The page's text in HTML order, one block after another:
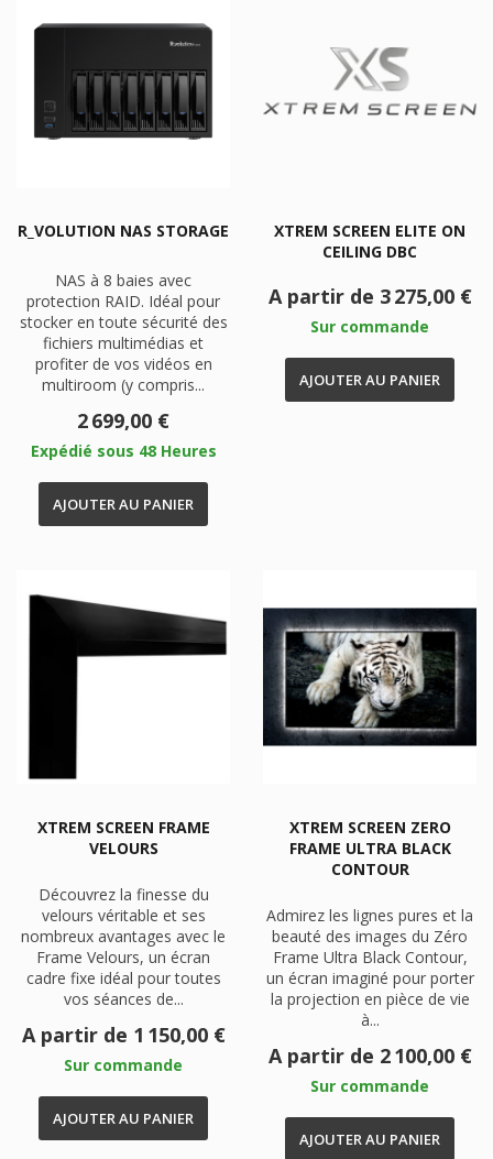
R_VOLUTION NAS STORAGE
NAS à 8 baies avec
protection RAID. Idéal pour
stocker en toute sécurité des
fichiers multimédias et
profiter de vos vidéos en
multiroom (y compris...
Prix
2 699,00 €
Expédié sous 48 Heures
AJOUTER AU PANIER
XTREM SCREEN ELITE ON
CEILING DBC
Prix
A partir de 3 275,00 €
Sur commande
AJOUTER AU PANIER
XTREM SCREEN FRAME
VELOURS
Découvrez la finesse du
velours véritable et ses
nombreux avantages avec le
Frame Velours, un écran
cadre fixe idéal pour toutes
vos séances de...
Prix
A partir de 1 150,00 €
Sur commande
AJOUTER AU PANIER
XTREM SCREEN ZERO
FRAME ULTRA BLACK
CONTOUR
Admirez les lignes pures et la
beauté des images du Zéro
Frame Ultra Black Contour,
un écran imaginé pour porter
la projection en pièce de vie
à...
Prix
A partir de 2 100,00 €
Sur commande
AJOUTER AU PANIER